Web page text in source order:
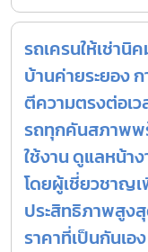
รถเครนให้เช่านิ
บ้านค่ายระยอง
ตีความตรงต่อเว
รถทุกคันสภาพพ
ใช้งาน ดูแลหน้า
โดยผู้เชี่ยวชาญ
ประสิทธิภาพสูง
ราคาที่เป็นกันเอง